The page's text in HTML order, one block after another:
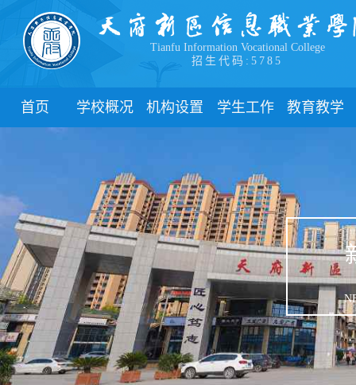
Tianfu Information Vocational College
招生代码:5785
首页 学校概况
学院领导
办学理念
办学特色
校园风貌
机构设置
职能部门
学生工作
新闻动态
团委
管理制度
学生风采
心理健康
学生资助
下载中心
联系我们
教育教学
教学制度
教学通知
教学动态
实践教学
专业建设
课程建设
教学改革
学术交流